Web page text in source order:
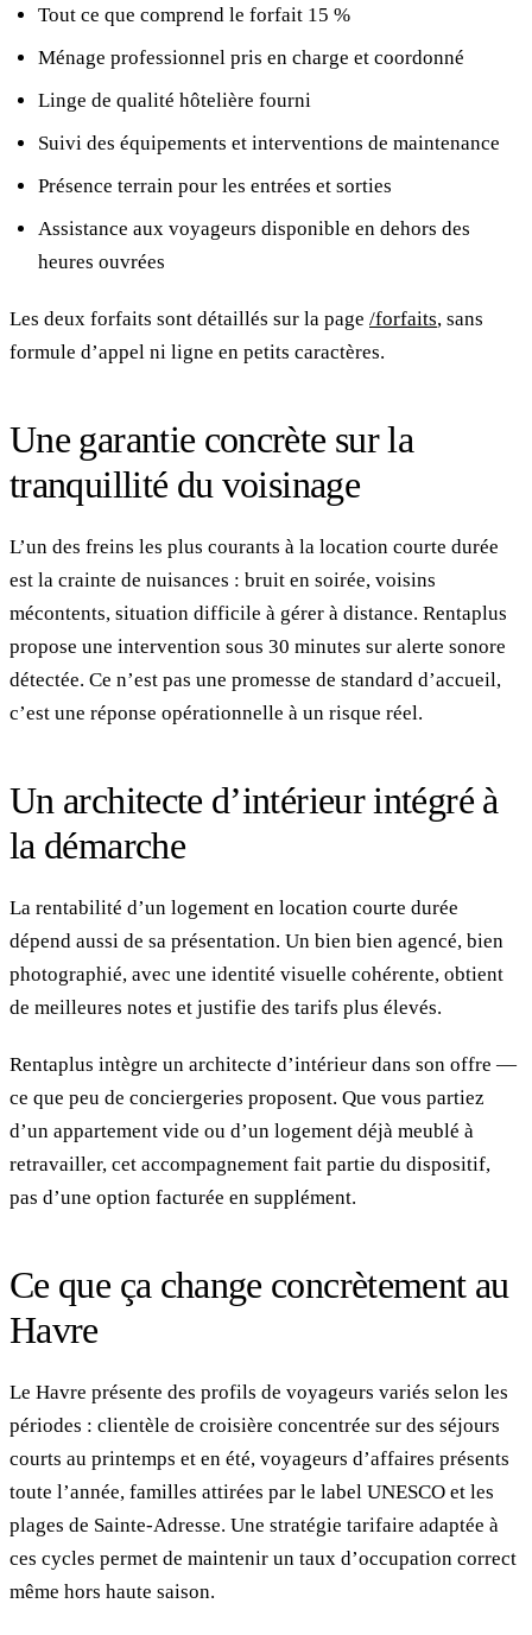
Tout ce que comprend le forfait 15 %
Ménage professionnel pris en charge et coordonné
Linge de qualité hôtelière fourni
Suivi des équipements et interventions de maintenance
Présence terrain pour les entrées et sorties
Assistance aux voyageurs disponible en dehors des
heures ouvrées
Les deux forfaits sont détaillés sur la page /forfaits, sans
formule d’appel ni ligne en petits caractères.
Une garantie concrète sur la
tranquillité du voisinage
L’un des freins les plus courants à la location courte durée
est la crainte de nuisances : bruit en soirée, voisins
mécontents, situation difficile à gérer à distance. Rentaplus
propose une intervention sous 30 minutes sur alerte sonore
détectée. Ce n’est pas une promesse de standard d’accueil,
c’est une réponse opérationnelle à un risque réel.
Un architecte d’intérieur intégré à
la démarche
La rentabilité d’un logement en location courte durée
dépend aussi de sa présentation. Un bien bien agencé, bien
photographié, avec une identité visuelle cohérente, obtient
de meilleures notes et justifie des tarifs plus élevés.
Rentaplus intègre un architecte d’intérieur dans son offre —
ce que peu de conciergeries proposent. Que vous partiez
d’un appartement vide ou d’un logement déjà meublé à
retravailler, cet accompagnement fait partie du dispositif,
pas d’une option facturée en supplément.
Ce que ça change concrètement au
Havre
Le Havre présente des profils de voyageurs variés selon les
périodes : clientèle de croisière concentrée sur des séjours
courts au printemps et en été, voyageurs d’affaires présents
toute l’année, familles attirées par le label UNESCO et les
plages de Sainte-Adresse. Une stratégie tarifaire adaptée à
ces cycles permet de maintenir un taux d’occupation correct
même hors haute saison.